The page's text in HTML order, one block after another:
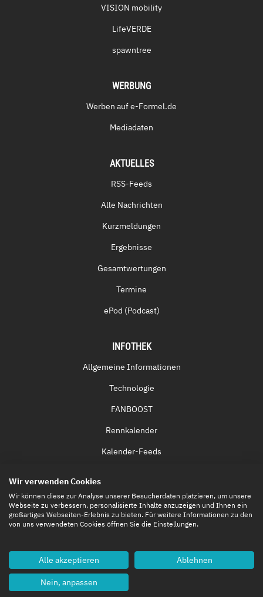
VISION mobility
LifeVERDE
spawntree
WERBUNG
Werben auf e-Formel.de
Mediadaten
AKTUELLES
RSS-Feeds
Alle Nachrichten
Kurzmeldungen
Ergebnisse
Gesamtwertungen
Termine
ePod (Podcast)
INFOTHEK
Allgemeine Informationen
Technologie
FANBOOST
Rennkalender
Kalender-Feeds
Eintrittskarten
Wir verwenden Cookies
Wir können diese zur Analyse unserer Besucherdaten platzieren, um unsere
Webseite zu verbessern, personalisierte Inhalte anzuzeigen und Ihnen ein
großartiges Webseiten-Erlebnis zu bieten. Für weitere Informationen zu den
von uns verwendeten Cookies öffnen Sie die Einstellungen.
Alle akzeptieren Ablehnen
Nein, anpassen